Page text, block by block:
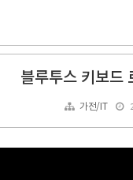
블루투스 키보드
가전/IT